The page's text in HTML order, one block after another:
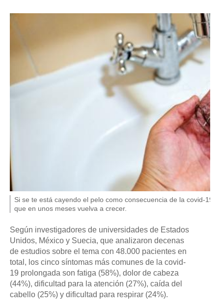
F
U
E
E
D
E
L
A
I
M
A
G
P
i
d
e
f
o
t
o
,
Si se te está cayendo el pelo como consecuencia de la covid-19,
que en unos meses vuelva a crecer.
Según investigadores de universidades de Estados
Unidos, México y Suecia, que analizaron decenas
de estudios sobre el tema con 48.000 pacientes en
total, los cinco síntomas más comunes de la covid-
19 prolongada son fatiga (58%), dolor de cabeza
(44%), dificultad para la atención (27%), caída del
cabello (25%) y dificultad para respirar (24%).